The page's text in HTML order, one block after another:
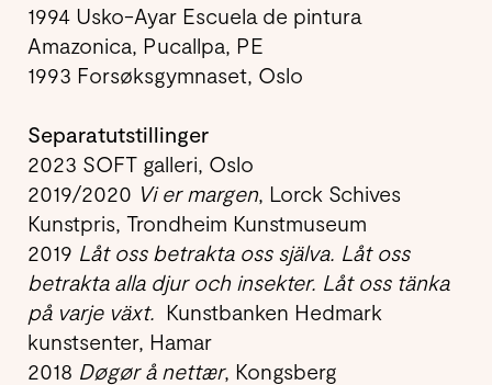
1994 Usko-Ayar Escuela de pintura
Amazonica, Pucallpa, PE
1993 Forsøksgymnaset, Oslo
Separatutstillinger
2023 SOFT galleri, Oslo
2019/2020 Vi er margen, Lorck Schives
Kunstpris, Trondheim Kunstmuseum
2019 Låt oss betrakta oss själva. Låt oss
betrakta alla djur och insekter. Låt oss tänka
på varje växt. Kunstbanken Hedmark
kunstsenter, Hamar
2018 Døgør å nettær, Kongsberg